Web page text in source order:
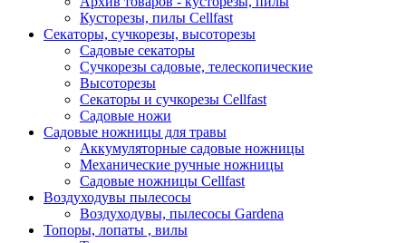
Кусторезы, пилы Cellfast
Секаторы, сучкорезы, высоторезы
Садовые секаторы
Сучкорезы садовые, телескопические
Высоторезы
Секаторы и сучкорезы Cellfast
Садовые ножи
Садовые ножницы для травы
Аккумуляторные садовые ножницы
Механические ручные ножницы
Садовые ножницы Cellfast
Воздуходувы пылесосы
Воздуходувы, пылесосы Gardena
Топоры, лопаты , вилы